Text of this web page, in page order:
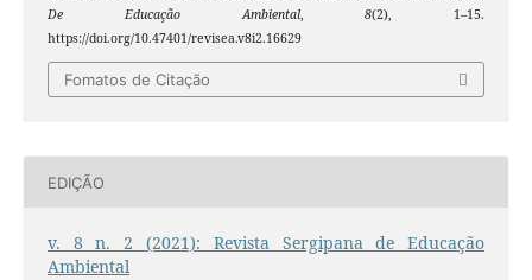
De Educação Ambiental,8(2), 1–15.
https://doi.org/10.47401/revisea.v8i2.16629
Fomatos de Citação
EDIÇÃO
v. 8 n. 2 (2021): Revista Sergipana de Educação
Ambiental